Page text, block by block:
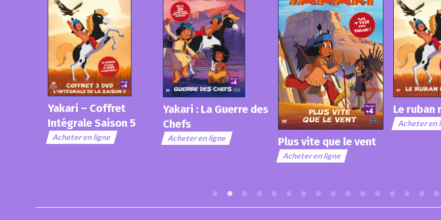
Yakari : La Guerre des
Chefs
Acheter en ligne Plus vite que le vent
Le ruban rouge
Acheter en ligne
Yakari
+ livre
Acheter